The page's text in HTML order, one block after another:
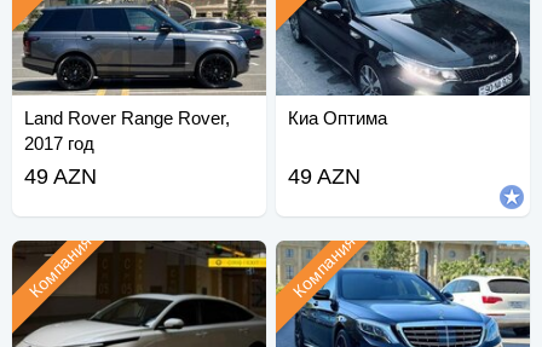
Land Rover Range Rover,
2017 год
49 AZN
Киа Оптима
49 AZN
Компания Компания